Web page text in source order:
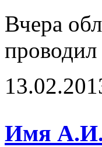
Вчера
Имя